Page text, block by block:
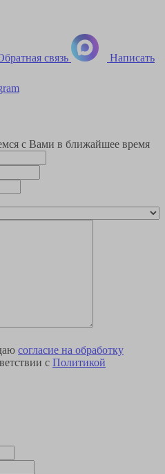
связь Написать
с Вами в ближайшее время
согласие на обработку
с Политикой